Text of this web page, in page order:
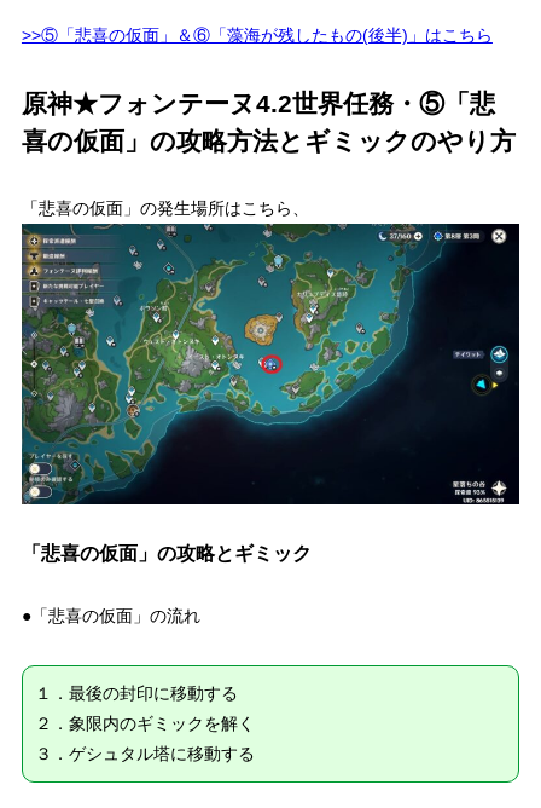
>>⑤「悲喜の仮面」＆⑥「藻海が残したもの(後半)」はこちら
原神★フォンテーヌ4.2世界任務・⑤「悲
喜の仮面」の攻略方法とギミックのやり方
「悲喜の仮面」の発生場所はこちら、
「悲喜の仮面」の攻略とギミック
●「悲喜の仮面」の流れ
１．最後の封印に移動する
２．象限内のギミックを解く
３．ゲシュタル塔に移動する